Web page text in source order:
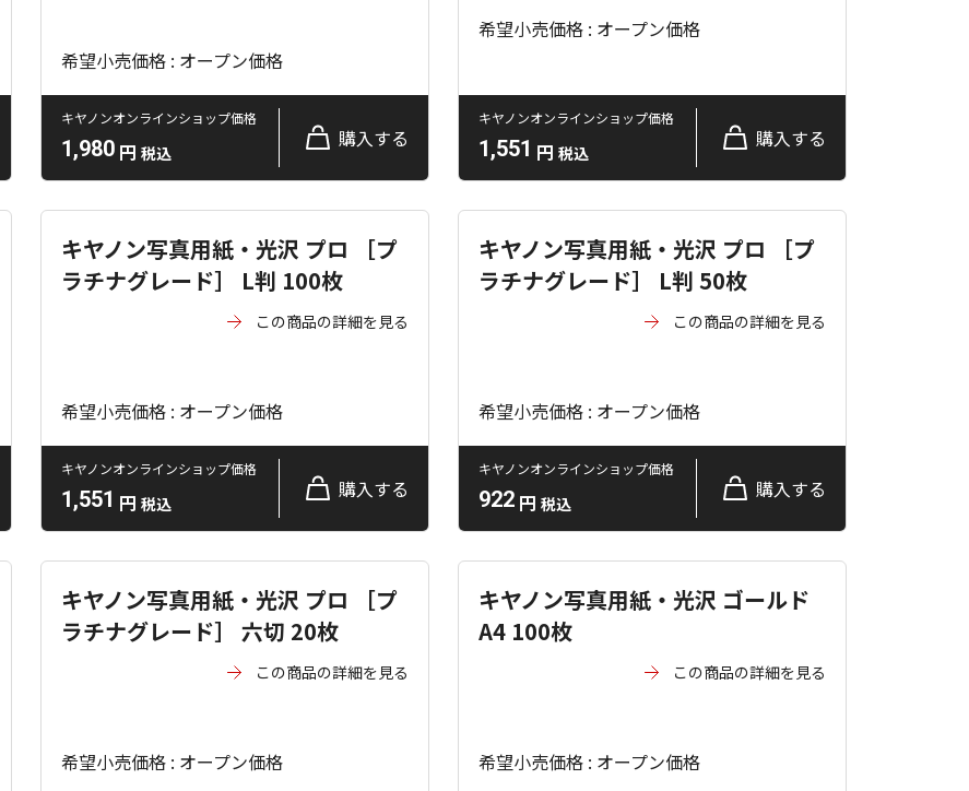
希望小売価格 : オープン価格
キヤノンオンラインショップ価格
1,980 円 税込
購入する
希望小売価格 : オープン価格
キヤノンオンラインショップ価格
1,551 円 税込
購入する
キヤノン写真用紙・光沢 プロ ［プ
ラチナグレード］ L判 100枚
この商品の詳細を見る
希望小売価格 : オープン価格
キヤノンオンラインショップ価格
1,551 円 税込
購入する
キヤノン写真用紙・光沢 プロ ［プ
ラチナグレード］ L判 50枚
この商品の詳細を見る
希望小売価格 : オープン価格
キヤノンオンラインショップ価格
922 円 税込
購入する
キヤノン写真用紙・光沢 プロ ［プ
ラチナグレード］ 六切 20枚
この商品の詳細を見る
希望小売価格 : オープン価格
キヤノン写真用紙・光沢 ゴールド
A4 100枚
この商品の詳細を見る
希望小売価格 : オープン価格